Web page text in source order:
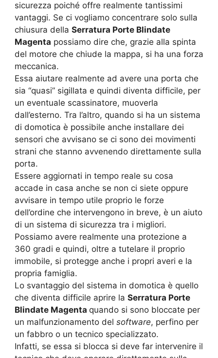
sicurezza poiché offre realmente tantissimi
vantaggi. Se ci vogliamo concentrare solo sulla
chiusura della Serratura Porte Blindate
Magenta possiamo dire che, grazie alla spinta
del motore che chiude la mappa, si ha una forza
meccanica.
Essa aiutare realmente ad avere una porta che
sia “quasi” sigillata e quindi diventa difficile, per
un eventuale scassinatore, muoverla
dall’esterno. Tra l’altro, quando si ha un sistema
di domotica è possibile anche installare dei
sensori che avvisano se ci sono dei movimenti
strani che stanno avvenendo direttamente sulla
porta.
Essere aggiornati in tempo reale su cosa
accade in casa anche se non ci siete oppure
avvisare in tempo utile proprio le forze
dell’ordine che intervengono in breve, è un aiuto
di un sistema di sicurezza tra i migliori.
Possiamo avere realmente una protezione a
360 gradi e quindi, oltre a tutelare il proprio
immobile, si protegge anche i propri averi e la
propria famiglia.
Lo svantaggio del sistema in domotica è quello
che diventa difficile aprire la Serratura Porte
Blindate Magenta quando si sono bloccate per
un malfunzionamento del software, perfino per
un fabbro o un tecnico specializzato.
Infatti, se essa si blocca si deve far intervenire il